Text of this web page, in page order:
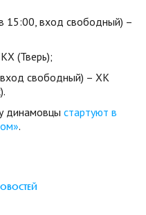
15:00, вход свободный) –
(Тверь);
свободный) – ХК
динамовцы стартуют в
.